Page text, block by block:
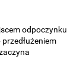
odpoczynku